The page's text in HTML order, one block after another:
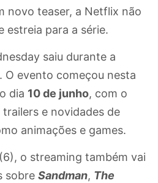
novo teaser, a Netflix não
estreia para a série.
saiu durante a
. O evento começou nesta
dia 10 de junho, com o
e novidades de
animações e games.
o streaming também vai
sobre Sandman, The